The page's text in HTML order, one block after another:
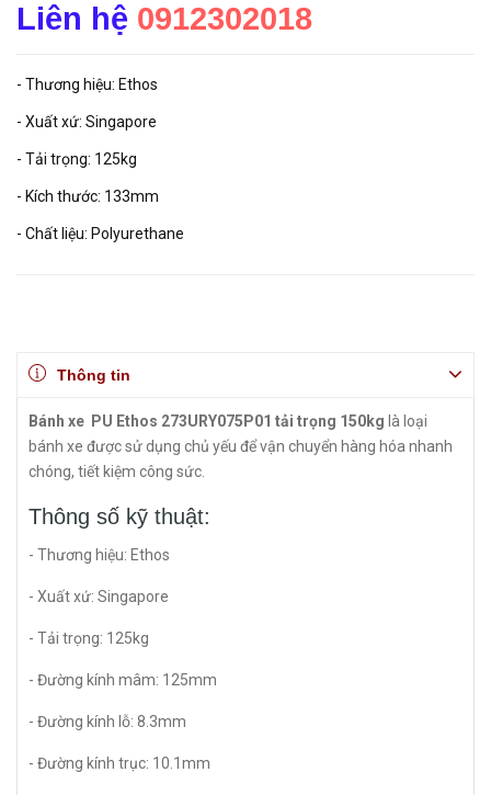
Liên hệ 0912302018
- Thương hiệu: Ethos
- Xuất xứ: Singapore
- Tải trọng: 125kg
- Kích thước: 133mm
- Chất liệu: Polyurethane
Thông tin
Bánh xe PU Ethos 273URY075P01 tải trọng 150kg là loại
bánh xe được sử dụng chủ yếu để vận chuyển hàng hóa nhanh
chóng, tiết kiệm công sức.
Thông số kỹ thuật:
- Thương hiệu: Ethos
- Xuất xứ: Singapore
- Tải trọng: 125kg
- Đường kính mâm: 125mm
- Đường kính lỗ: 8.3mm
- Đường kính trục: 10.1mm